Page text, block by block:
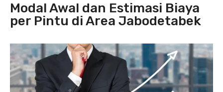
Modal Awal dan Estimasi Biaya
per Pintu di Area Jabodetabek